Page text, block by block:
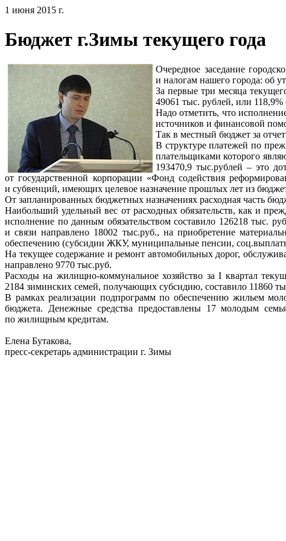
1 июня 2015 г.
Бюджет г.Зимы текущего года
Очередное заседание
и налогам нашего города: об
За первые три месяца
49061 тыс. рублей, или 118,9%
Надо отметить, что
источников и финансовой
Так в местный бюджет за
В структуре платежей по
плательщиками которого
193470,9 тыс.рублей – это
от государственной корпорации «Фонд содействия
и субвенций, имеющих целевое назначение прошлых лет из
От запланированных бюджетных назначениях расходная часть
Наибольший удельный вес от расходных обязательств, как и
исполнение по данным обязательством составило 126218 тыс.
и связи направлено 18002 тыс.руб., на приобретение
обеспечению (субсидии ЖКУ, муниципальные пенсии,
На текущее содержание и ремонт автомобильных дорог,
направлено 9770 тыс.руб.
Расходы на жилищно-коммунальное хозяйство за I квартал
2184 зиминских семей, получающих субсидию, составило 11860
В рамках реализации подпрограмм по обеспечению жильем
бюджета. Денежные средства предоставлены 17 молодым
по жилищным кредитам.
Елена Бутакова,
пресс-секретарь администрации г. Зимы